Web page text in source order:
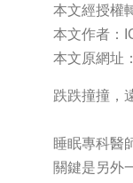
本文經授權
本文作者：
本文原網址：
跌跌撞撞，
睡眠專科醫
關鍵是另外